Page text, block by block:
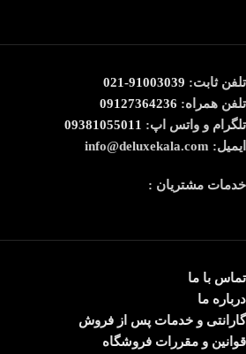
تلفن ثابت: 91003039-021
تلفن همراه: 09127364236
تلگرام و واتس اپ: 09381055011
ایمیل: info@deluxekala.com
خدمات مشتریان :
تماس با ما
درباره ما
گارانتی و خدمات پس از فروش
قوانین و مقررات فروشگاه